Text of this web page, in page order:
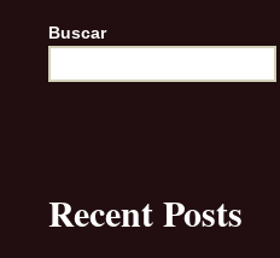
Buscar
Recent Posts